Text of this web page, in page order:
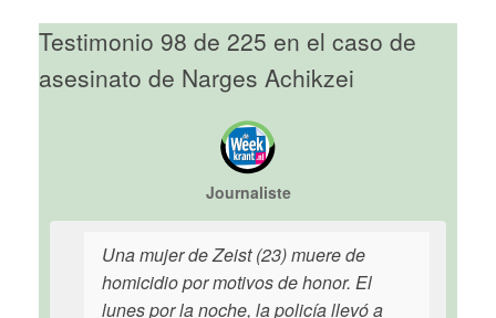
Testimonio 98 de 225 en el caso de
asesinato de Narges Achikzei
Journaliste
Una mujer de Zeist (23) muere de
homicidio por motivos de honor. El
lunes por la noche, la policía llevó a